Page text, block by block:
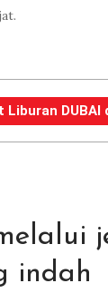
Liburan DUBAI
indah